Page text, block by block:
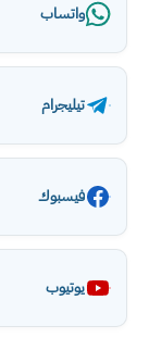
واتساب
تيليجرام
فيسبوك
يوتيوب